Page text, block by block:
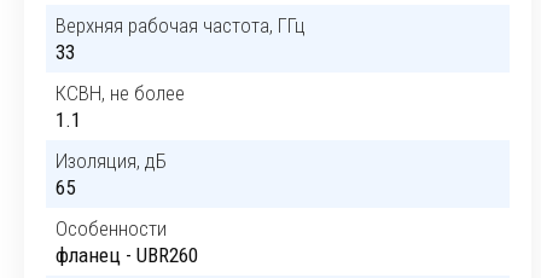
Верхняя рабочая частота, ГГц
33
КСВН, не более
1.1
Изоляция, дБ
65
Особенности
фланец - UBR260